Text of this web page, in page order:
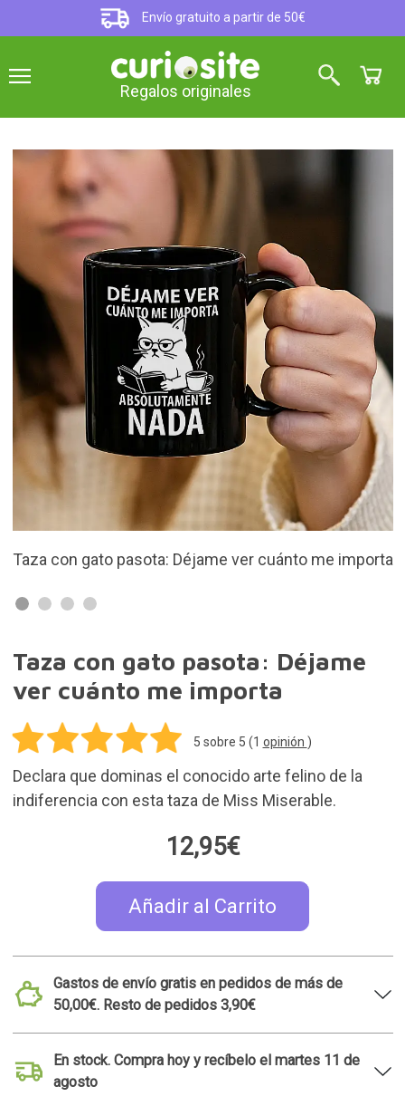
Envío gratuito a partir de 50€
Regalos originales
importaFabricada en cerámica
Taza con gato pasota: Déjame
ver cuánto me importa
5 sobre 5 (1 opinión )
Declara que dominas el conocido arte felino de la
indiferencia con esta taza de Miss Miserable.
12,95€
Añadir al Carrito
Gastos de envío gratis en pedidos de más de
50,00€. Resto de pedidos 3,90€
En stock. Compra hoy y recíbelo el martes 11 de
agosto